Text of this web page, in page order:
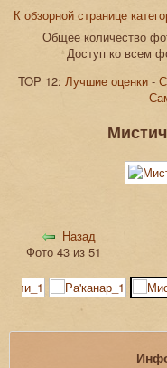
К обзорной странице
Общее количество
Доступ ко всем
TOP 12: Лучшие оценки -
Назад
Фото 43 из 51